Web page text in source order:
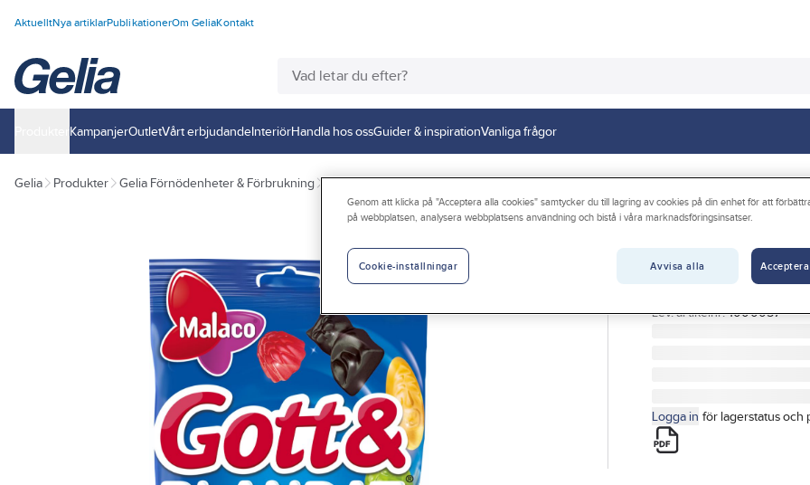
AktuelltNya artiklarPublikationerOm GeliaKontakt
KampanjerOutletVårt erbjudandeInteriörHandla hos ossGuider & inspirationVanliga frågor
Gelia Produkter Gelia Förnödenheter & Förbrukning Livsmedel Konfektyr
Gott & Blandat
GODIS GOTT &
Lev. artikelnr: 1000057
Logga in för lagerstatus och
Genom att klicka på "Acceptera alla cookies" samtycker du till lagring av cookies på din enhet för att
på webbplatsen, analysera webbplatsens användning och bistå i våra marknadsföringsinsatser.
Avvisa alla
Cookie-inställningar